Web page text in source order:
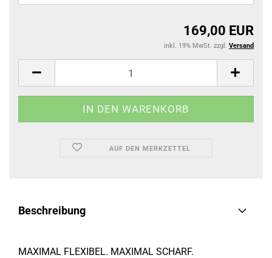
169,00 EUR
inkl. 19% MwSt. zzgl. Versand
AUF DEN MERKZETTEL
Beschreibung
MAXIMAL FLEXIBEL. MAXIMAL SCHARF.